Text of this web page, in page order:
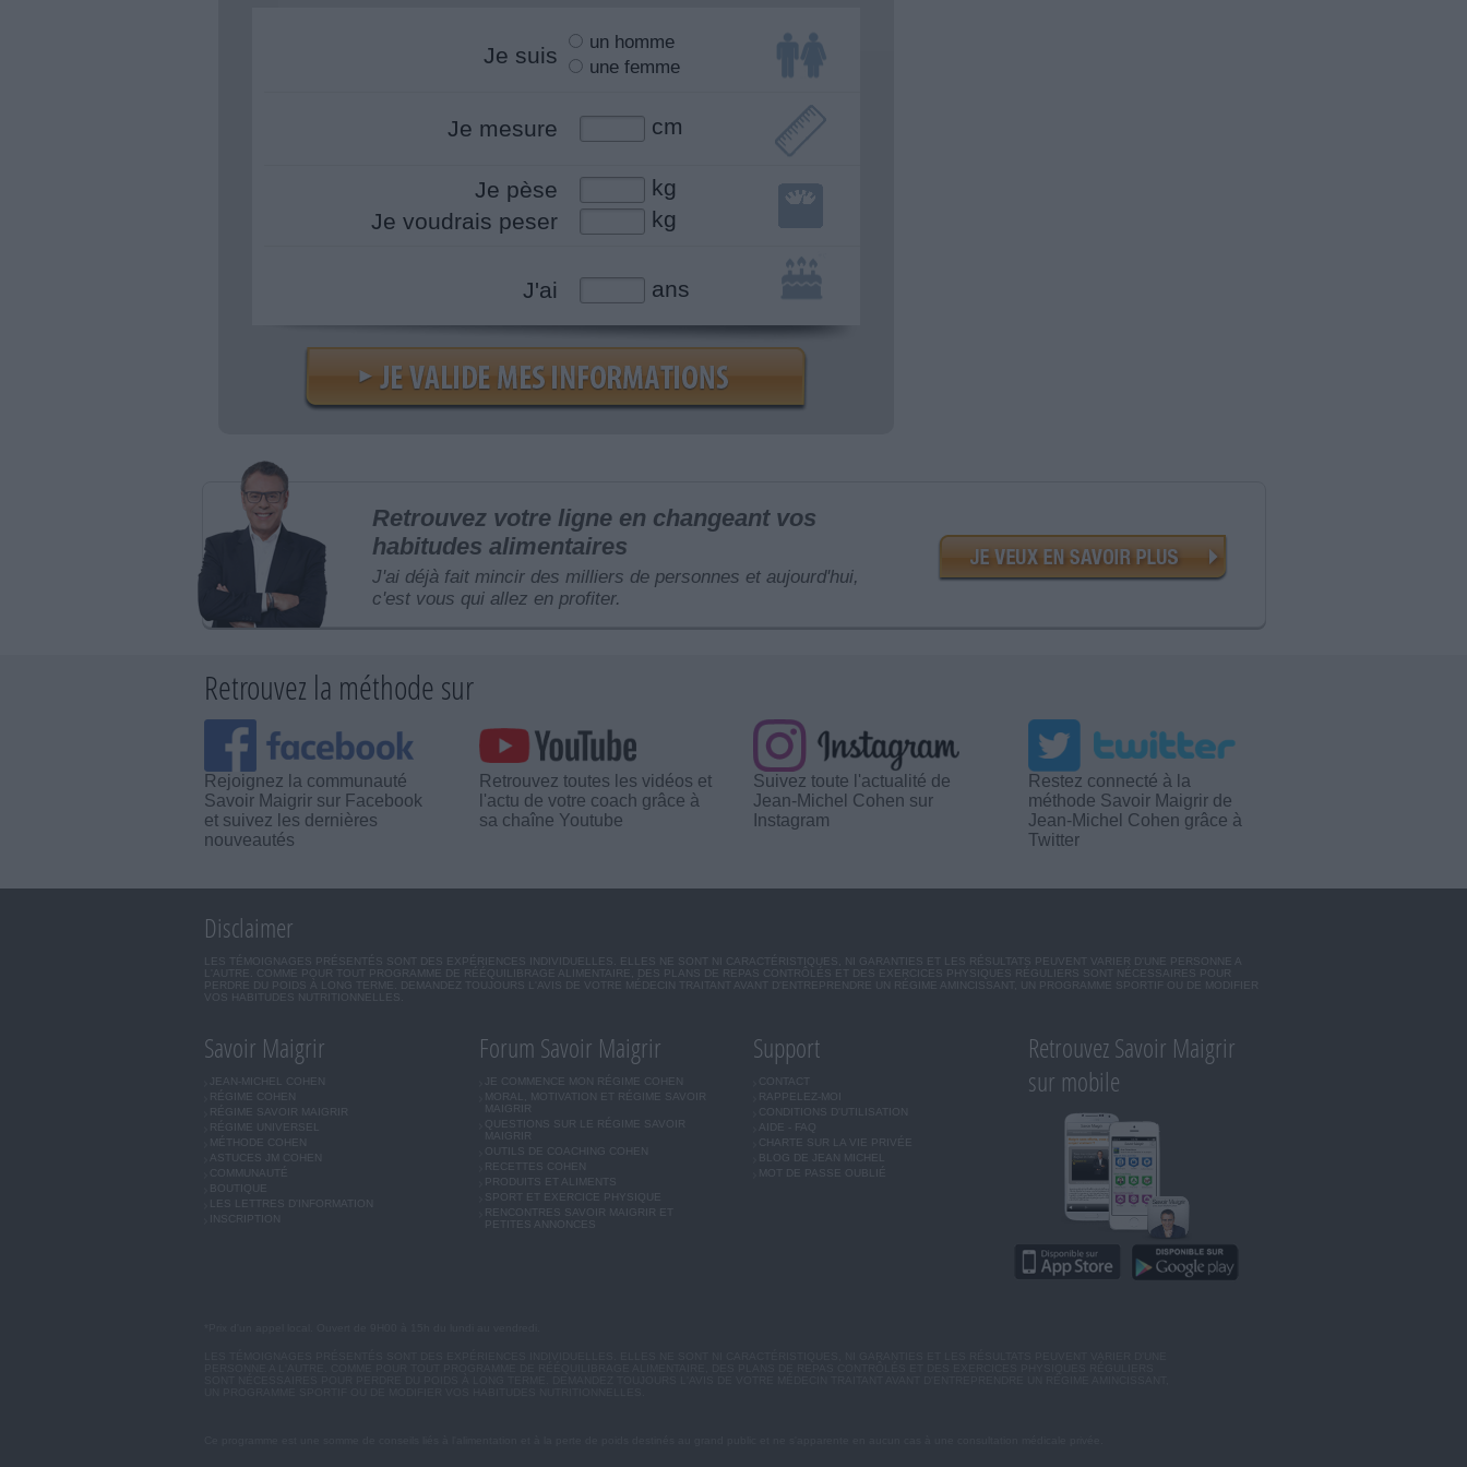
Je suis
un homme
une femme
Je mesure cm
Je pèse
kg
Je voudrais peser
kg
J'ai ans
Retrouvez votre ligne en changeant vos
habitudes alimentaires
J'ai déjà fait mincir des milliers de personnes et aujourd'hui,
c'est vous qui allez en profiter.
Retrouvez la méthode sur
Rejoignez la communauté
Savoir Maigrir sur Facebook
et suivez les dernières
nouveautés
Retrouvez toutes les vidéos et
l'actu de votre coach grâce à
sa chaîne Youtube
Suivez toute l'actualité de
Jean-Michel Cohen sur
Instagram
Restez connecté à la
méthode Savoir Maigrir de
Jean-Michel Cohen grâce à
Twitter
Disclaimer
LES TÉMOIGNAGES PRÉSENTÉS SONT DES EXPÉRIENCES INDIVIDUELLES. ELLES NE SONT NI CARACTÉRISTIQUES, NI GARANTIES ET LES RÉSULTATS PEUVENT VARIER D'UNE PERSONNE A
L'AUTRE. COMME POUR TOUT PROGRAMME DE RÉÉQUILIBRAGE ALIMENTAIRE, DES PLANS DE REPAS CONTRÔLÉS ET DES EXERCICES PHYSIQUES RÉGULIERS SONT NÉCESSAIRES POUR
PERDRE DU POIDS À LONG TERME. DEMANDEZ TOUJOURS L'AVIS DE VOTRE MÉDECIN TRAITANT AVANT D'ENTREPRENDRE UN RÉGIME AMINCISSANT, UN PROGRAMME SPORTIF OU DE MODIFIER
VOS HABITUDES NUTRITIONNELLES.
Savoir Maigrir
JEAN-MICHEL COHEN
RÉGIME COHEN
RÉGIME SAVOIR MAIGRIR
RÉGIME UNIVERSEL
ASTUCES JM COHEN
COMMUNAUTÉ
LES LETTRES D'INFORMATION
INSCRIPTION
Forum Savoir Maigrir
JE COMMENCE MON RÉGIME COHEN
MORAL, MOTIVATION ET RÉGIME SAVOIR
MAIGRIR
QUESTIONS SUR LE RÉGIME SAVOIR
MAIGRIR
OUTILS DE COACHING COHEN
RECETTES COHEN
PRODUITS ET ALIMENTS
SPORT ET EXERCICE PHYSIQUE
RENCONTRES SAVOIR MAIGRIR ET
PETITES ANNONCES
Support
CONTACT
RAPPELEZ-MOI
CONDITIONS D'UTILISATION
AIDE - FAQ
CHARTE SUR LA VIE PRIVÉE
BLOG DE JEAN MICHEL
MOT DE PASSE OUBLIÉ
Retrouvez Savoir Maigrir
sur mobile